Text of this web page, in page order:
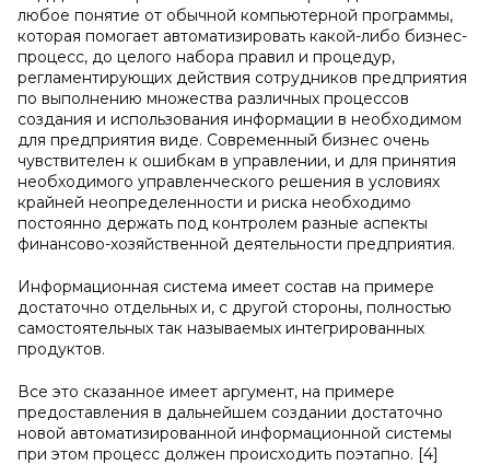
любое понятие от обычной компьютерной программы,
которая помогает автоматизировать какой-либо бизнес-
процесс, до целого набора правил и процедур,
регламентирующих действия сотрудников предприятия
по выполнению множества различных процессов
создания и использования информации в необходимом
для предприятия виде. Современный бизнес очень
чувствителен к ошибкам в управлении, и для принятия
необходимого управленческого решения в условиях
крайней неопределенности и риска необходимо
постоянно держать под контролем разные аспекты
финансово-хозяйственной деятельности предприятия.
Информационная система имеет состав на примере
достаточно отдельных и, с другой стороны, полностью
самостоятельных так называемых интегрированных
продуктов.
Все это сказанное имеет аргумент, на примере
предоставления в дальнейшем создании достаточно
новой автоматизированной информационной системы
при этом процесс должен происходить поэтапно. [4]